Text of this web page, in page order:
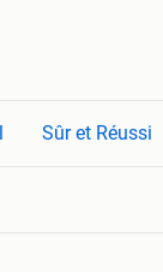
Sûr et Réussi